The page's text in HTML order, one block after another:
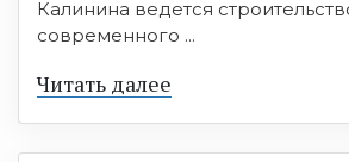
Калинина ведется
современного ...
Читать далее